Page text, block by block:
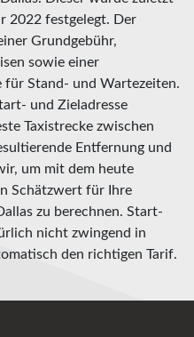
2022 festgelegt. Der
Grundgebühr,
sowie einer
für Stand- und Wartezeiten.
und Zieladresse
Taxistrecke zwischen
Entfernung und
um mit dem heute
Schätzwert für Ihre
zu berechnen. Start-
nicht zwingend in
den richtigen Tarif.